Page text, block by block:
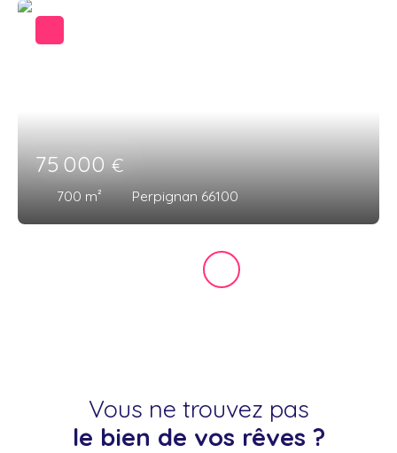
75 000€
700 m² Perpignan 66100
Vous ne trouvez pas
le bien de vos rêves ?